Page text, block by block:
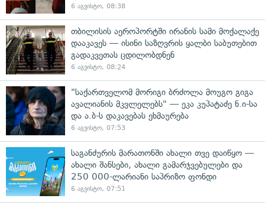
6 აგვისტო, 08:38
თბილისის აეროპორტში ირანის სამი მოქალაქე
დააკავეს — ისინი საზღვრის ყალბი საბუთებით
გადაკვეთას ცდილობდნენ
6 აგვისტო, 08:24
"საქართველომ მორიგი ბრძოლა მოუგო გიგა
ავალიანის მკვლელებს" — ეკა კუპატაძე ნ.ი-სა
და ა.ბ-ს დაკავებას ეხმაურება
6 აგვისტო, 07:53
საგანძურის მარათონში ახალი თვე დაიწყო —
ახალი შანსები, ახალი გამარჯვებულები და
250 000-ლარიანი საპრიზო ფონდი
6 აგვისტო, 07:51